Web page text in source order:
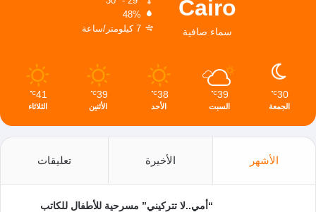
Cairo
سماء صافية
48%
7 كيلومتر/ساعة
30
℃
الجمعة
39
℃
السبت
38
℃
الأحد
39
℃
الأثنين
41
℃
الثلاثاء
الأشهر الأخيرة تعليقات
“أمي..لا تتركيني” مسرحية للأطفال للكاتب